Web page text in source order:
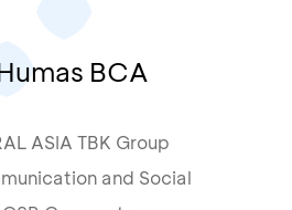
BCA
ASIA TBK Group
and Social